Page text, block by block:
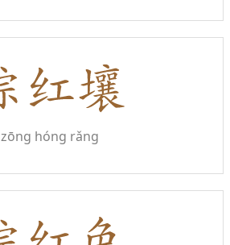
zōng hóng rǎng